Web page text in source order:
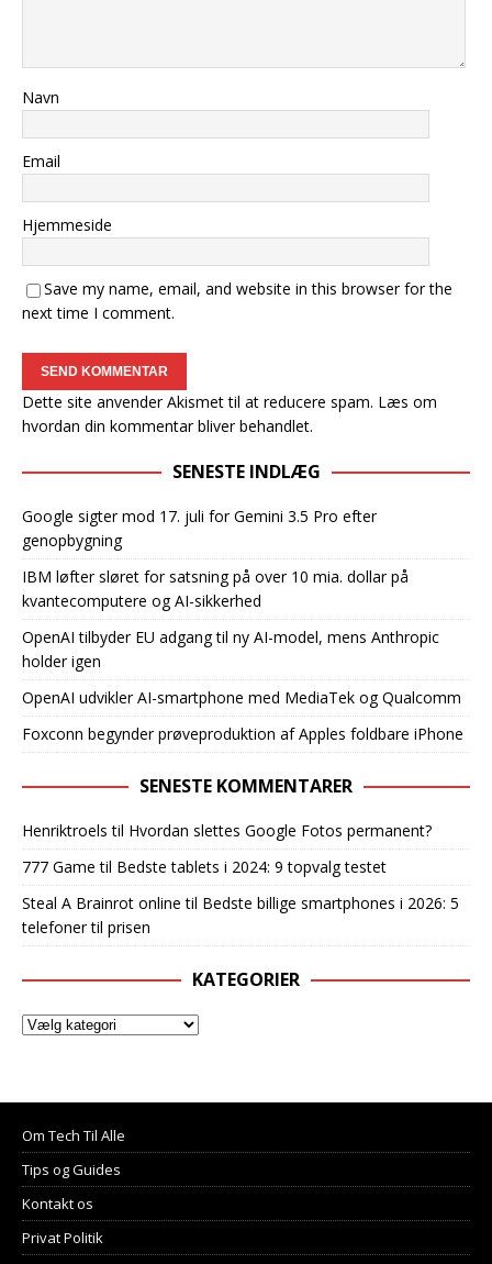
Navn
Email
Hjemmeside
Save my name, email, and website in this browser for the
next time I comment.
Dette site anvender Akismet til at reducere spam. Læs om
hvordan din kommentar bliver behandlet.
SENESTE INDLÆG
Google sigter mod 17. juli for Gemini 3.5 Pro efter
genopbygning
IBM løfter sløret for satsning på over 10 mia. dollar på
kvantecomputere og AI-sikkerhed
OpenAI tilbyder EU adgang til ny AI-model, mens Anthropic
holder igen
OpenAI udvikler AI-smartphone med MediaTek og Qualcomm
Foxconn begynder prøveproduktion af Apples foldbare iPhone
SENESTE KOMMENTARER
Henriktroels til Hvordan slettes Google Fotos permanent?
777 Game til Bedste tablets i 2024: 9 topvalg testet
Steal A Brainrot online til Bedste billige smartphones i 2026: 5
telefoner til prisen
KATEGORIER
Om Tech Til Alle
Tips og Guides
Kontakt os
Privat Politik